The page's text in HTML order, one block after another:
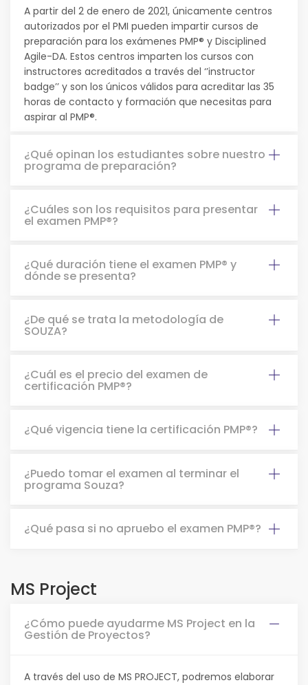
A partir del 2 de enero de 2021, únicamente centros
autorizados por el PMI pueden impartir cursos de
preparación para los exámenes PMP® y Disciplined
Agile-DA. Estos centros imparten los cursos con
instructores acreditados a través del ‘’instructor
badge’’ y son los únicos válidos para acreditar las 35
horas de contacto y formación que necesitas para
aspirar al PMP®.
¿Qué opinan los estudiantes sobre nuestro
programa de preparación?
¿Cuáles son los requisitos para presentar
el examen PMP®?
¿Qué duración tiene el examen PMP® y
dónde se presenta?
¿De qué se trata la metodología de
SOUZA?
¿Cuál es el precio del examen de
certificación PMP®?
¿Qué vigencia tiene la certificación PMP®?
¿Puedo tomar el examen al terminar el
programa Souza?
¿Qué pasa si no apruebo el examen PMP®?
MS Project
¿Cómo puede ayudarme MS Project en la
Gestión de Proyectos?
A través del uso de MS PROJECT, podremos elaborar